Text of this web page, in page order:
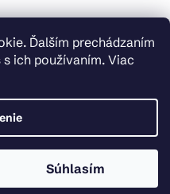
Ďalším prechádzaním
ich používaním. Viac
Súhlasím
399 399 Pracovné dni od
: +421 914 399 399
Premium
. Všetky práva vyhradené.